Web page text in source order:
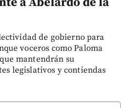
de gobierno para
voceros como Paloma
mantendrán su
legislativos y contiendas